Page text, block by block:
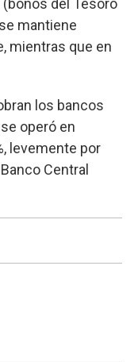
del Tesoro
mantiene
mientras que en
los bancos
operó en
levemente por
Central